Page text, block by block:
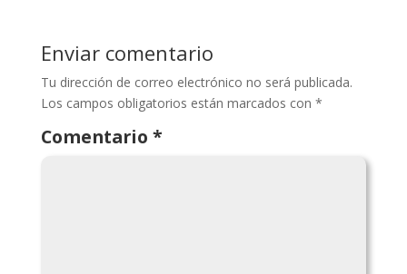
Enviar comentario
Tu dirección de correo electrónico no será publicada.
Los campos obligatorios están marcados con *
Comentario *